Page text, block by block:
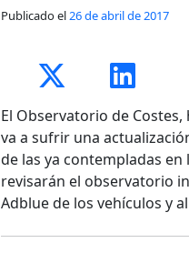
Publicado el26 de abril de 2017
El Observatorio de
va a sufrir una
de las ya contempladas
revisarán el observatorio
Adblue de los vehículos y